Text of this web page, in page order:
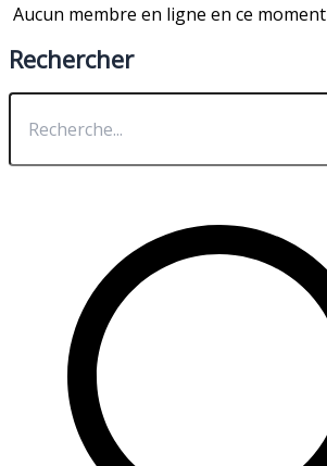
Aucun membre en ligne en ce moment
Rechercher